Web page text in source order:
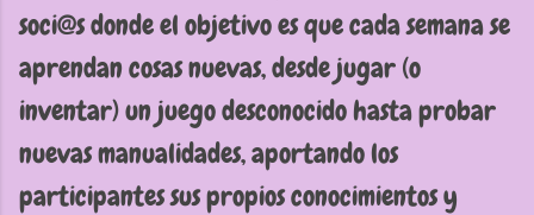
soci@s donde el objetivo es que cada semana se
aprendan cosas nuevas, desde jugar (o
inventar) un juego desconocido hasta probar
nuevas manualidades, aportando los
participantes sus propios conocimientos y